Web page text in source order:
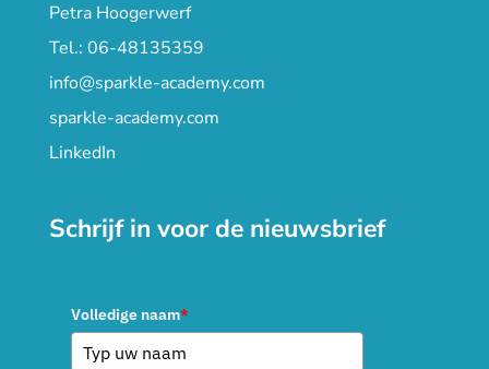
Petra Hoogerwerf
Tel.: 06-48135359
info@sparkle-academy.com
sparkle-academy.com
LinkedIn
Schrijf in voor de nieuwsbrief
Volledige naam*